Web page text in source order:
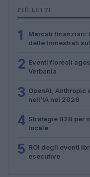
PIÙ LETTI
1
Mercati finanziari:
delle trimestrali
2 Eventi floreali
Verbania
3 OpenAI, Anthropic
nell’IA nel 2026
4 Strategie B2B per
locale
5 ROI degli eventi
esecutive